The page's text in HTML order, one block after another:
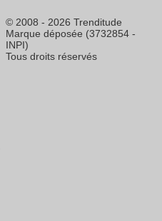
© 2008 - 2026 Trenditude
Marque déposée (3732854 -
INPI)
Tous droits réservés